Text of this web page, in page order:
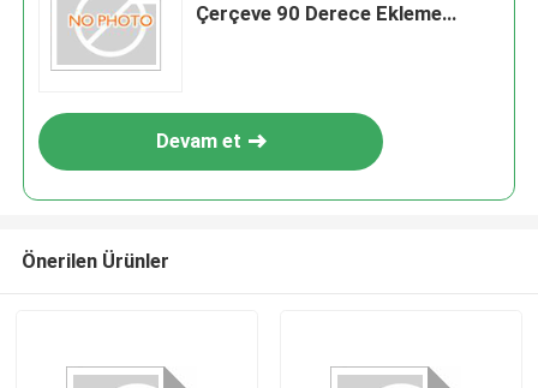
Çerçeve 90 Derece Ekleme
Devam et
Önerilen Ürünler